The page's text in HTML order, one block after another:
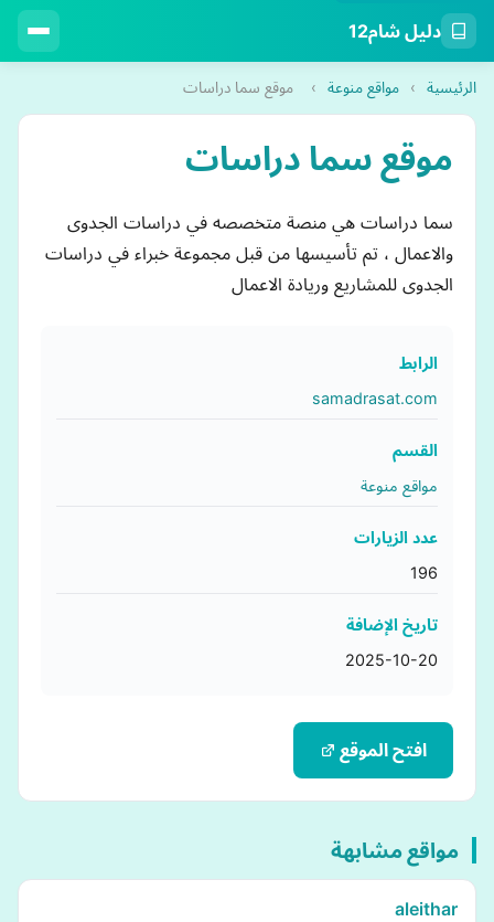
دليل شام12
الرئيسية › مواقع منوعة › موقع سما دراسات
موقع سما دراسات
سما دراسات هي منصة متخصصه في دراسات الجدوى
والاعمال ، تم تأسيسها من قبل مجموعة خبراء في دراسات
الجدوى للمشاريع وريادة الاعمال
الرابط
samadrasat.com
القسم
مواقع منوعة
عدد الزيارات
196
تاريخ الإضافة
2025-10-20
افتح الموقع
مواقع مشابهة
aleithar